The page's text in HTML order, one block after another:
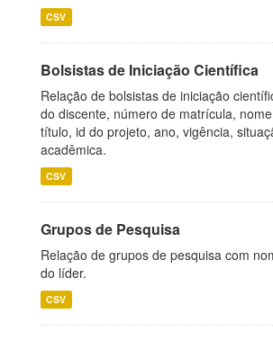
CSV
Bolsistas de Iniciação Científica
Relação de bolsistas de iniciação
do discente, número de matrícula,
título, id do projeto, ano, vigência,
acadêmica.
CSV
Grupos de Pesquisa
Relação de grupos de pesquisa com
do líder.
CSV